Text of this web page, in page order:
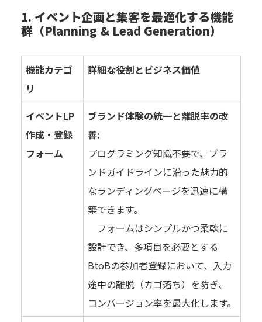
1. イベント企画と集客を最適化する機能
群（Planning & Lead Generation）
機能カテゴ
リ
詳細な役割とビジネス価値
イベントLP
作成・登録
フォーム
ブランド体験の統一と離脱率の改
善:
プログラミング知識不要で、ブラ
ンドガイドラインに沿った魅力的
なランディングページを迅速に構
築できます。
フォームはシンプルかつ柔軟に
設計でき、多項目を必要とする
BtoBの参加者登録において、入力
途中の離脱（カゴ落ち）を防ぎ、
コンバージョン率を最大化します。